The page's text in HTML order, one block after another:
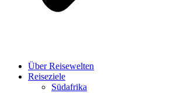
Über Reisewelten
Reiseziele
Südafrika